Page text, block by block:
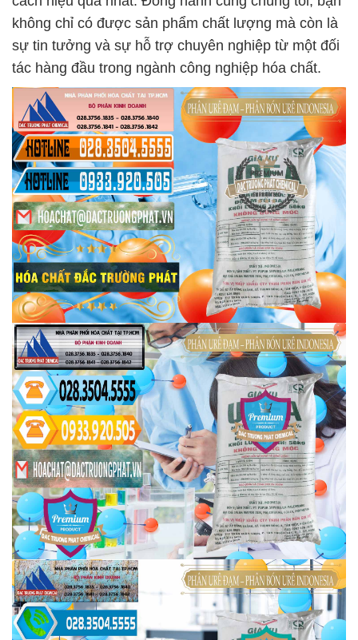
không chỉ có được sản phẩm chất lượng mà còn là
sự tin tưởng và sự hỗ trợ chuyên nghiệp từ một đối
tác hàng đầu trong ngành công nghiệp hóa chất.